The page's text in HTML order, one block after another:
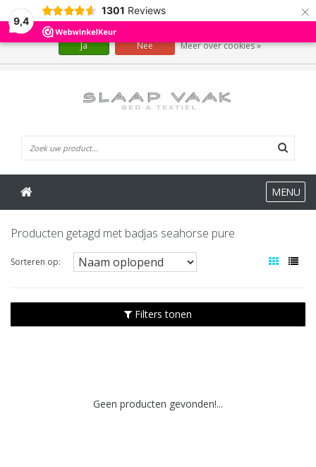
9,4
1301 Reviews ×
MENU
Producten getagd met badjas seahorse pure
Sorteren op:
Filters tonen
Geen producten gevonden!...
Wij slaan cookies op om onze website te verbeteren. Is dat akkoord?
Ja Nee Meer over cookies »